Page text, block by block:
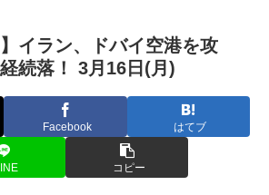
】イラン、ドバイ空港を攻
続落！ 3月16日(月)
Facebook はてブ
コピー